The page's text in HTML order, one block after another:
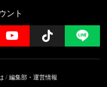
ント
YouTube Follow
編集部・運営情報